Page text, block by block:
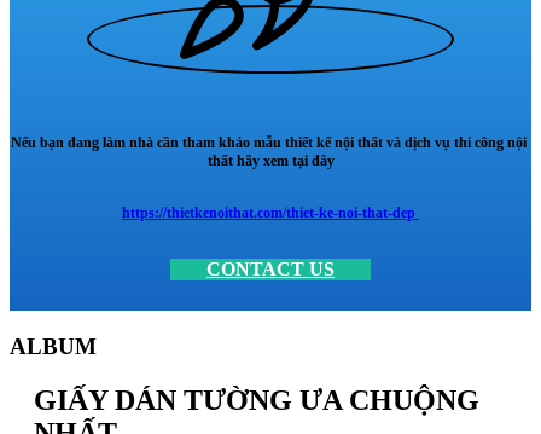
Nếu bạn đang làm nhà cần tham khảo mẫu thiết kế nội thất và dịch vụ thi công nội
thất hãy xem tại đây
https://thietkenoithat.com/thiet-ke-noi-that-dep
CONTACT US
ALBUM
GIẤY DÁN TƯỜNG ƯA CHUỘNG